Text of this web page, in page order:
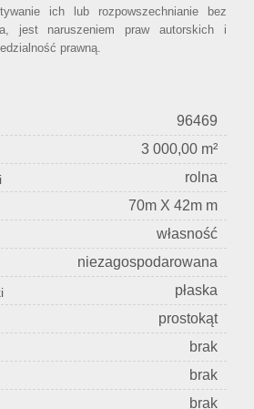
ich lub rozpowszechnianie bez
jest naruszeniem praw autorskich i
prawną.
96469
3 000,00 m²
rolna
70m X 42m m
własność
niezagospodarowana
płaska
prostokąt
brak
brak
brak